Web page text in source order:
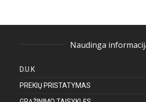
Naudinga
D.U.K
PREKIŲ PRISTATYMAS